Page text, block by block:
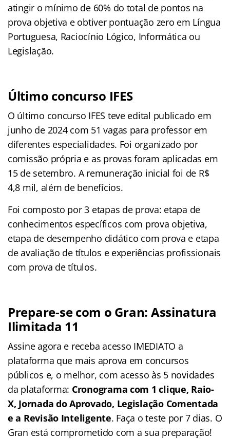
atingir o mínimo de 60% do total de pontos na
prova objetiva e obtiver pontuação zero em Língua
Portuguesa, Raciocínio Lógico, Informática ou
Legislação.
Último concurso IFES
O último concurso IFES teve edital publicado em
junho de 2024 com 51 vagas para professor em
diferentes especialidades. Foi organizado por
comissão própria e as provas foram aplicadas em
15 de setembro. A remuneração inicial foi de R$
4,8 mil, além de benefícios.
Foi composto por 3 etapas de prova: etapa de
conhecimentos específicos com prova objetiva,
etapa de desempenho didático com prova e etapa
de avaliação de títulos e experiências profissionais
com prova de títulos.
Prepare-se com o Gran: Assinatura
Ilimitada 11
Assine agora e receba acesso IMEDIATO a
plataforma que mais aprova em concursos
públicos e, o melhor, com acesso às 5 novidades
da plataforma: Cronograma com 1 clique, Raio-
X, Jornada do Aprovado, Legislação Comentada
e a Revisão Inteligente. Faça o teste por 7 dias. O
Gran está comprometido com a sua preparação!